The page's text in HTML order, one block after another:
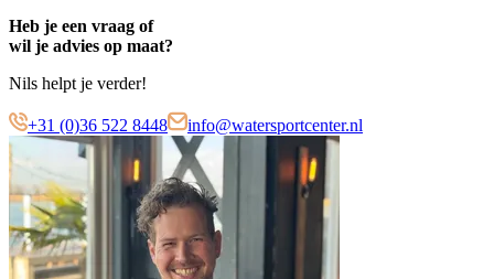
Heb je een vraag of
wil je advies op maat?
Nils helpt je verder!
+31 (0)36 522 8448 info@watersportcenter.nl